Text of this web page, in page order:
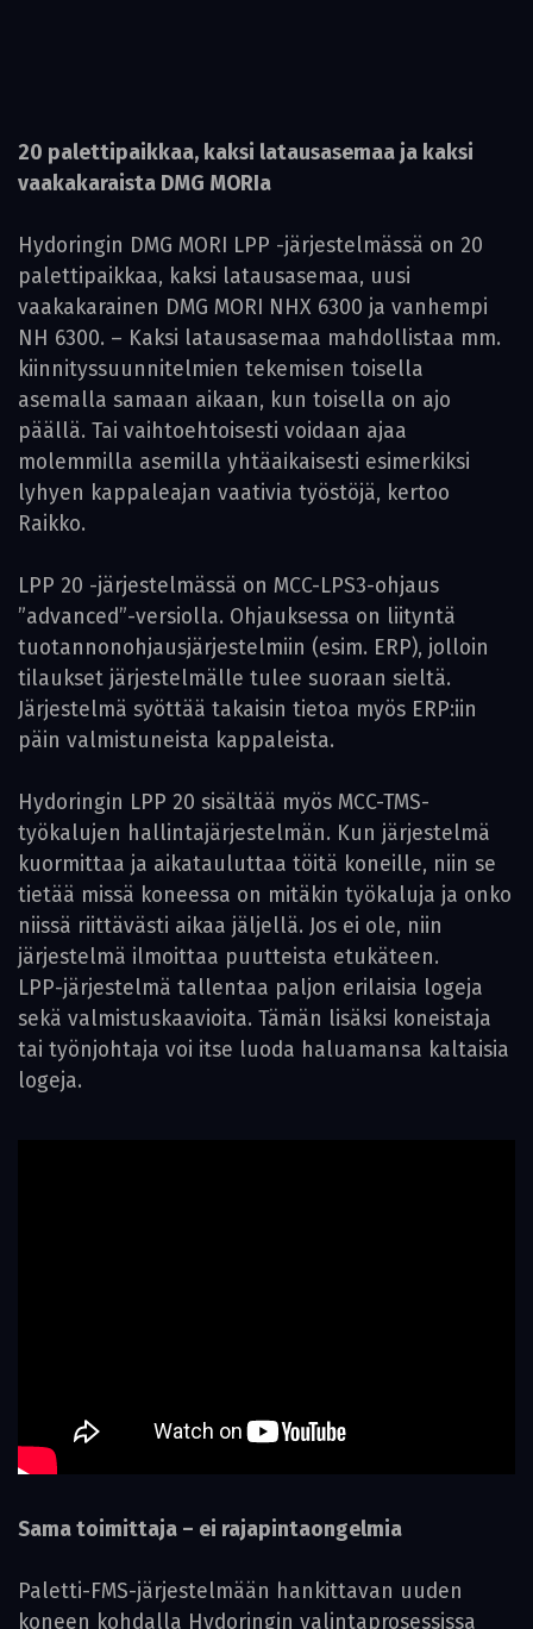
20 palettipaikkaa, kaksi latausasemaa ja kaksi
vaakakaraista DMG MORIa
Hydoringin DMG MORI LPP -järjestelmässä on 20
palettipaikkaa, kaksi latausasemaa, uusi
vaakakarainen DMG MORI NHX 6300 ja vanhempi
NH 6300. – Kaksi latausasemaa mahdollistaa mm.
kiinnityssuunnitelmien tekemisen toisella
asemalla samaan aikaan, kun toisella on ajo
päällä. Tai vaihtoehtoisesti voidaan ajaa
molemmilla asemilla yhtäaikaisesti esimerkiksi
lyhyen kappaleajan vaativia työstöjä, kertoo
Raikko.
LPP 20 -järjestelmässä on MCC-LPS3-ohjaus
”advanced”-versiolla. Ohjauksessa on liityntä
tuotannonohjausjärjestelmiin (esim. ERP), jolloin
tilaukset järjestelmälle tulee suoraan sieltä.
Järjestelmä syöttää takaisin tietoa myös ERP:iin
päin valmistuneista kappaleista.
Hydoringin LPP 20 sisältää myös MCC-TMS-
työkalujen hallintajärjestelmän. Kun järjestelmä
kuormittaa ja aikatauluttaa töitä koneille, niin se
tietää missä koneessa on mitäkin työkaluja ja onko
niissä riittävästi aikaa jäljellä. Jos ei ole, niin
järjestelmä ilmoittaa puutteista etukäteen.
LPP-järjestelmä tallentaa paljon erilaisia logeja
sekä valmistuskaavioita. Tämän lisäksi koneistaja
tai työnjohtaja voi itse luoda haluamansa kaltaisia
logeja.
Sama toimittaja – ei rajapintaongelmia
Paletti-FMS-järjestelmään hankittavan uuden
koneen kohdalla Hydoringin valintaprosessissa